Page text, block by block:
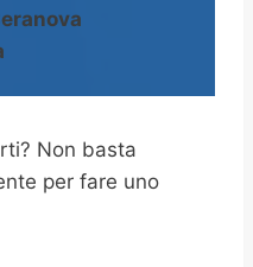
Non basta
per fare uno